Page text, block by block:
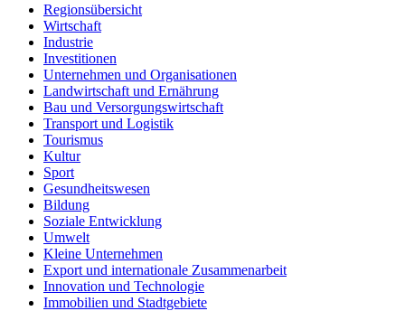
Regionsübersicht
Wirtschaft
Industrie
Investitionen
Unternehmen und Organisationen
Landwirtschaft und Ernährung
Bau und Versorgungswirtschaft
Transport und Logistik
Tourismus
Kultur
Sport
Gesundheitswesen
Bildung
Soziale Entwicklung
Umwelt
Kleine Unternehmen
Export und internationale Zusammenarbeit
Innovation und Technologie
Immobilien und Stadtgebiete